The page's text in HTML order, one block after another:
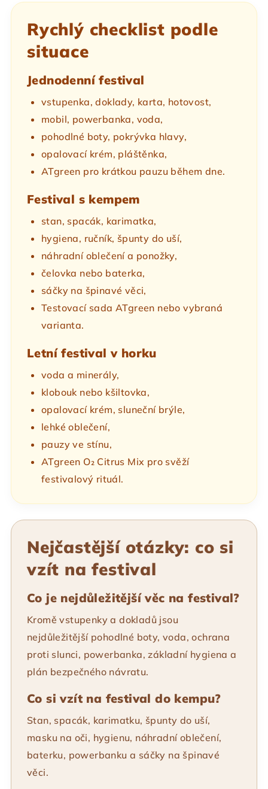
Rychlý checklist podle
situace
Jednodenní festival
vstupenka, doklady, karta, hotovost,
mobil, powerbanka, voda,
pohodlné boty, pokrývka hlavy,
opalovací krém, pláštěnka,
ATgreen pro krátkou pauzu během dne.
Festival s kempem
stan, spacák, karimatka,
hygiena, ručník, špunty do uší,
náhradní oblečení a ponožky,
čelovka nebo baterka,
sáčky na špinavé věci,
Testovací sada ATgreen nebo vybraná
varianta.
Letní festival v horku
voda a minerály,
klobouk nebo kšiltovka,
opalovací krém, sluneční brýle,
lehké oblečení,
pauzy ve stínu,
ATgreen O₂ Citrus Mix pro svěží
festivalový rituál.
Nejčastější otázky: co si
vzít na festival
Co je nejdůležitější věc na festival?
Kromě vstupenky a dokladů jsou
nejdůležitější pohodlné boty, voda, ochrana
proti slunci, powerbanka, základní hygiena a
plán bezpečného návratu.
Co si vzít na festival do kempu?
Stan, spacák, karimatku, špunty do uší,
masku na oči, hygienu, náhradní oblečení,
baterku, powerbanku a sáčky na špinavé
věci.